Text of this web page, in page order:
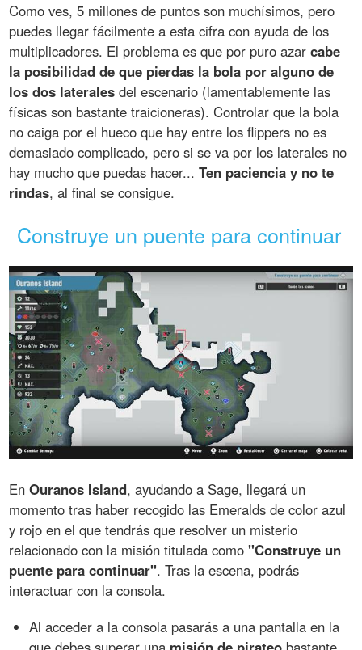
Como ves, 5 millones de puntos son muchísimos, pero
puedes llegar fácilmente a esta cifra con ayuda de los
multiplicadores. El problema es que por puro azarcabe
la posibilidad de que pierdas la bola por alguno de
los dos laterales del escenario (lamentablemente las
físicas son bastante traicioneras). Controlar que la bola
no caiga por el hueco que hay entre los flippers no es
demasiado complicado, pero si se va por los laterales no
hay mucho que puedas hacer...Ten paciencia y no te
rindas, al final se consigue.
Construye un puente para continuar
EnOuranos Island, ayudando a Sage, llegará un
momento tras haber recogido las Emeralds de color azul
y rojo en el que tendrás que resolver un misterio
relacionado con la misión titulada como"Construye un
puente para continuar". Tras la escena, podrás
interactuar con la consola.
Al acceder a la consola pasarás a una pantalla en la